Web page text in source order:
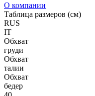
О компании
Таблица размеров (см)
RUS
IT
Обхват
груди
Обхват
талии
Обхват
бедер